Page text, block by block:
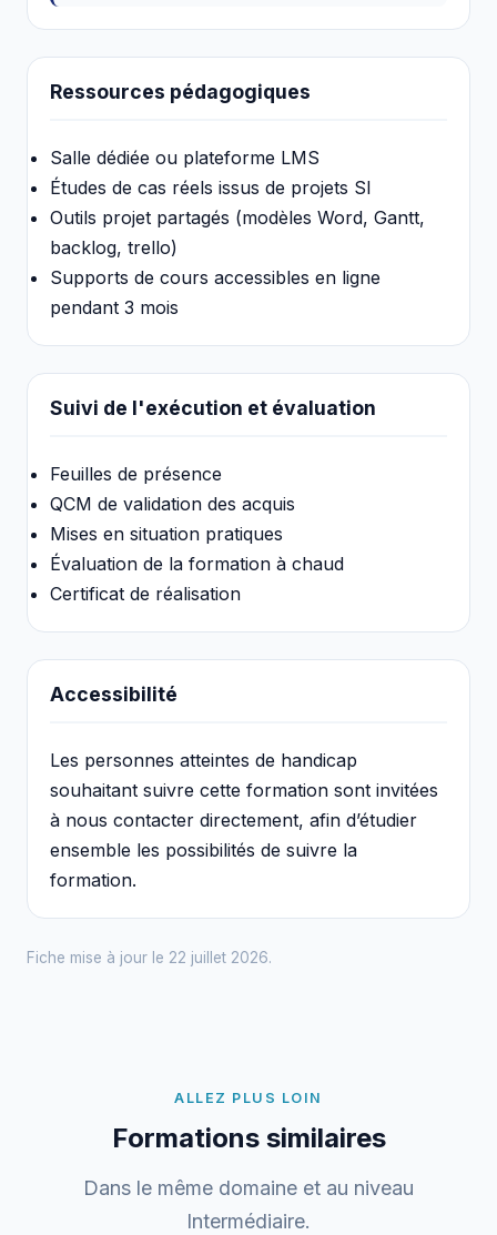
Ressources pédagogiques
Salle dédiée ou plateforme LMS
Études de cas réels issus de projets SI
Outils projet partagés (modèles Word, Gantt,
backlog, trello)
Supports de cours accessibles en ligne
pendant 3 mois
Suivi de l'exécution et évaluation
Feuilles de présence
QCM de validation des acquis
Mises en situation pratiques
Évaluation de la formation à chaud
Certificat de réalisation
Accessibilité
Les personnes atteintes de handicap
souhaitant suivre cette formation sont invitées
à nous contacter directement, afin d’étudier
ensemble les possibilités de suivre la
formation.
Fiche mise à jour le 22 juillet 2026.
ALLEZ PLUS LOIN
Formations similaires
Dans le même domaine et au niveau
Intermédiaire.